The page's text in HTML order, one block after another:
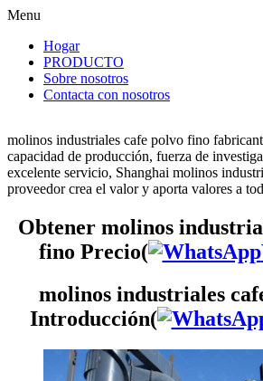
Menu
Hogar
PRODUCTO
Sobre nosotros
Contacta con nosotros
molinos industriales cafe polvo fino
capacidad de producción, fuerza de
excelente servicio, Shanghai molinos
proveedor crea el valor y aporta valores a
Obtener molinos
fino Precio(
molinos industriales
Introducción(